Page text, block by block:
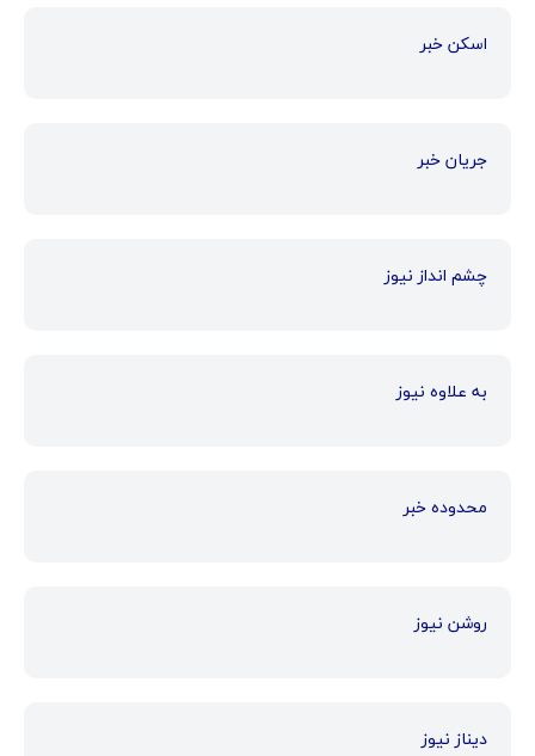
اسکن خبر
جریان خبر
چشم انداز نیوز
به علاوه نیوز
محدوده خبر
روشن نیوز
دیناز نیوز